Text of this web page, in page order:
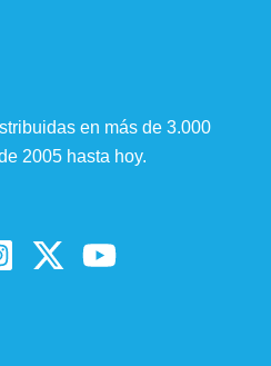
en más de 3.000
2005 hasta hoy.